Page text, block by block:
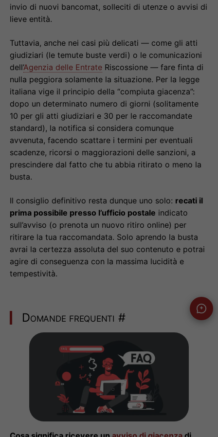
invio di nuovi bancomat, solleciti di utenze o avvisi di
lieve entità.
Tuttavia, anche nei casi più delicati — come gli atti
giudiziari (le temute buste verdi) o le comunicazioni
dell’Agenzia delle Entrate Riscossione — fare finta di
nulla peggiora solamente la situazione. Per la legge
italiana vige il principio della “compiuta giacenza”:
dopo un determinato numero di giorni (solitamente
10 per gli atti giudiziari e 30 per le raccomandate
standard), la notifica si considera comunque
avvenuta, facendo scattare i termini per eventuali
scadenze, ricorsi o maggiorazioni delle sanzioni, a
prescindere dal fatto che tu abbia ritirato o meno la
busta.
Il consiglio definitivo resta dunque uno solo: recati il
prima possibile presso l’ufficio postale indicato
sull’avviso (o prenota un nuovo ritiro online) per
ritirare la tua raccomandata. Solo aprendo la busta
avrai la certezza assoluta del suo contenuto e potrai
agire di conseguenza con la massima lucidità e
tempestività.
Domande frequenti #